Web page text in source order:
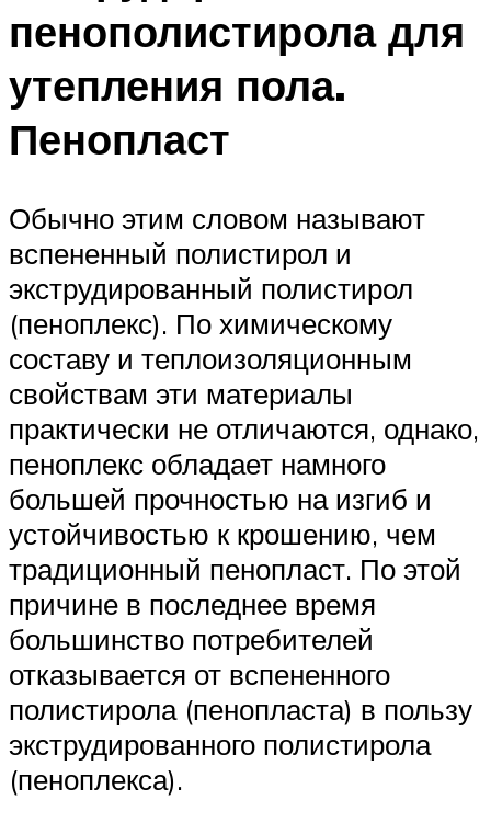
пенополистирола для
утепления пола.
Пенопласт
Обычно этим словом называют
вспененный полистирол и
экструдированный полистирол
(пеноплекс). По химическому
составу и теплоизоляционным
свойствам эти материалы
практически не отличаются, однако,
пеноплекс обладает намного
большей прочностью на изгиб и
устойчивостью к крошению, чем
традиционный пенопласт. По этой
причине в последнее время
большинство потребителей
отказывается от вспененного
полистирола (пенопласта) в пользу
экструдированного полистирола
(пеноплекса).